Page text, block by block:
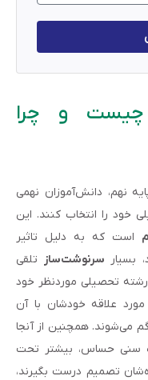
چیست و چرا
نهم، دانش‌آموزان نهمی
خود را انتخاب کنند. این
است که به دلیل تاثیر
بسیار سرنوشت‌ساز
تلقی
تحصیلی موردنظر خود
مورد علاقه خودشان با آن
می‌شوند. همچنین از آنجا
سنی حساس، بیشتر تحت
تصمیم درست بگیرند،